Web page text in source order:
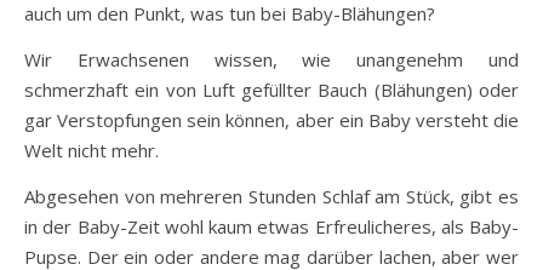
auch um den Punkt, was tun bei Baby-Blähungen?
Wir Erwachsenen wissen, wie unangenehm und
schmerzhaft ein von Luft gefüllter Bauch (Blähungen) oder
gar Verstopfungen sein können, aber ein Baby versteht die
Welt nicht mehr.
Abgesehen von mehreren Stunden Schlaf am Stück, gibt es
in der Baby-Zeit wohl kaum etwas Erfreulicheres, als Baby-
Pupse. Der ein oder andere mag darüber lachen, aber wer